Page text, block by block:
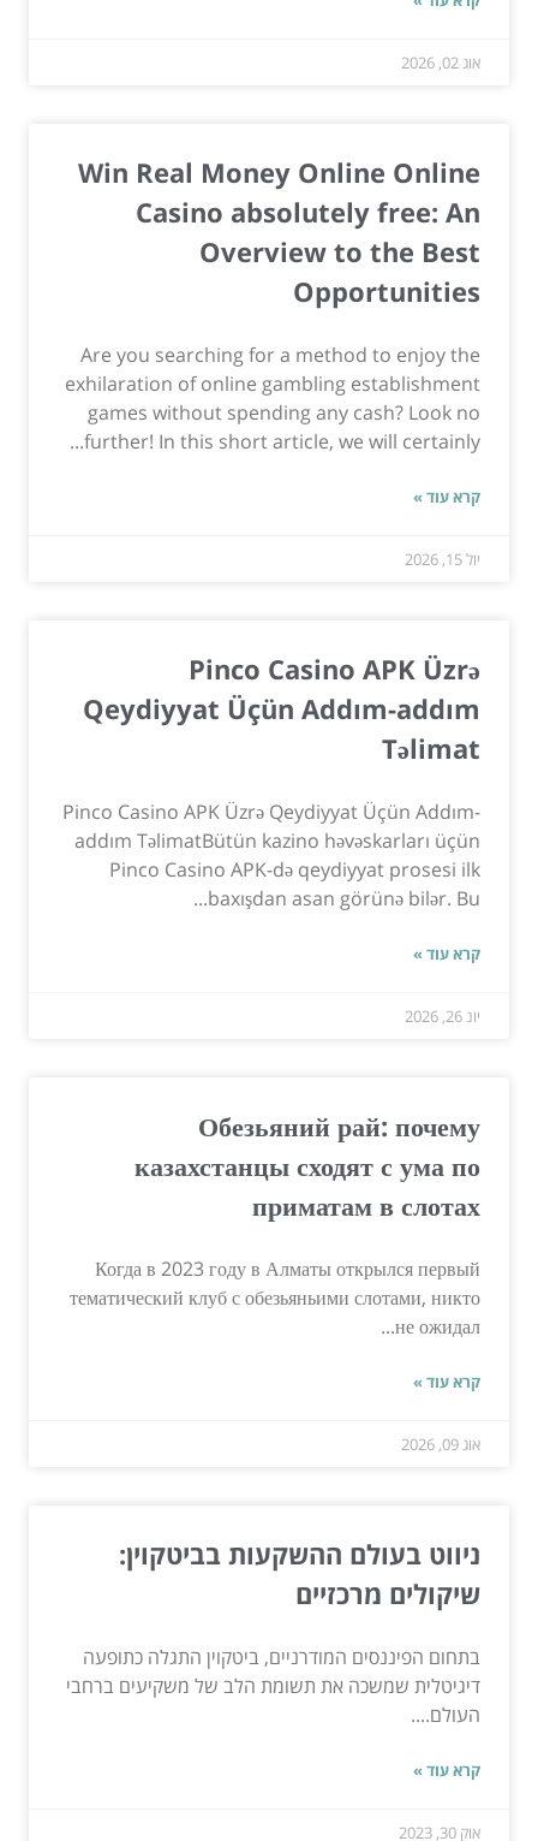
אוג 02, 2026
Win Real Money Online Online
Casino absolutely free: An
Overview to the Best
Opportunities
Are you searching for a method to enjoy the
exhilaration of online gambling establishment
games without spending any cash? Look no
further! In this short article, we will certainly...
קרא עוד »
יול 15, 2026
Pinco Casino APK Üzrə
Qeydiyyat Üçün Addım-addım
Təlimat
Pinco Casino APK Üzrə Qeydiyyat Üçün Addım-
addım TəlimatBütün kazino həvəskarları üçün
Pinco Casino APK-də qeydiyyat prosesi ilk
baxışdan asan görünə bilər. Bu...
קרא עוד »
יונ 26, 2026
Обезьяний рай: почему
казахстанцы сходят с ума по
приматам в слотах
Когда в 2023 году в Алматы открылся первый
тематический клуб с обезьяньими слотами, никто
не ожидал...
קרא עוד »
אוג 09, 2026
ניווט בעולם ההשקעות בביטקוין:
שיקולים מרכזיים
בתחום הפיננסים המודרניים, ביטקוין התגלה כתופעה
דיגיטלית שמשכה את תשומת הלב של משקיעים ברחבי
העולם....
קרא עוד »
אוק 30, 2023